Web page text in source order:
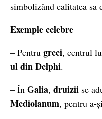
simbolizând calitatea sa
Exemple celebre
– Pentru greci, centrul
ul din Delphi.
– În Galia, druizii se
Mediolanum, pentru a-